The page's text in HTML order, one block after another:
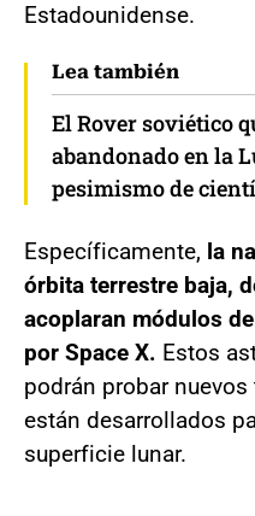
Estadounidense.
Lea también
El Rover soviético
abandonado en la
pesimismo de
Específicamente, la
órbita terrestre baja,
acoplaran módulos
por Space X. Estos
podrán probar
están desarrollados
superficie lunar.